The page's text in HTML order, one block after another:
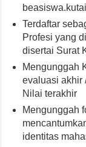
Terdaftar
Profesi yang
disertai Surat
Mengunggah
evaluasi akhir
Nilai terakhir
Mengunggah
identitas